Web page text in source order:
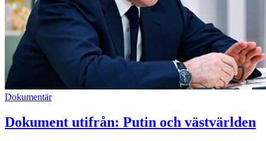
Dokumentär
Dokument utifrån: Putin och västvärlden